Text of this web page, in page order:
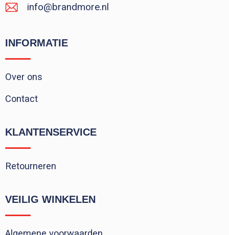
info@brandmore.nl
INFORMATIE
Over ons
Contact
KLANTENSERVICE
Retourneren
VEILIG WINKELEN